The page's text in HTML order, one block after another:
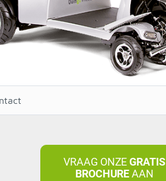
VRAAG ONZEGRATIS
BROCHUREAAN